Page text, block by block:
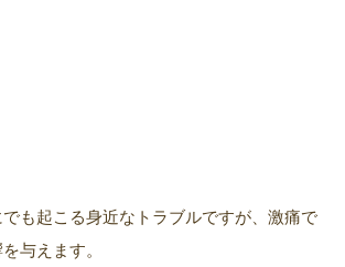
も起こる身近なトラブルですが、激痛で
与えます。